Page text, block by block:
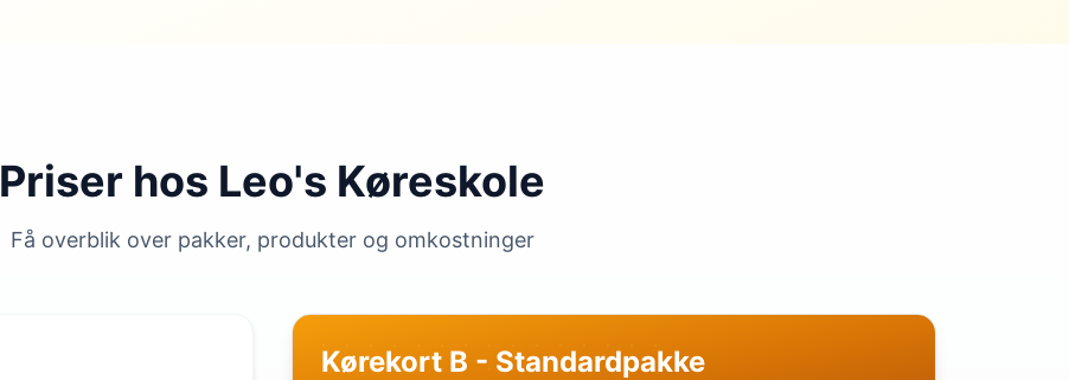
Priser hos Leo's Køreskole
Få overblik over pakker, produkter og omkostninger
Kørekort B - Standardpakke